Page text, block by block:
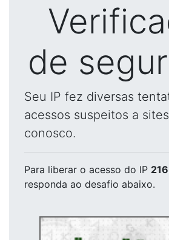
de
Seu IP fez diversas
acessos suspeitos a
conosco.
Para liberar o acesso do IP
responda ao desafio abaixo.